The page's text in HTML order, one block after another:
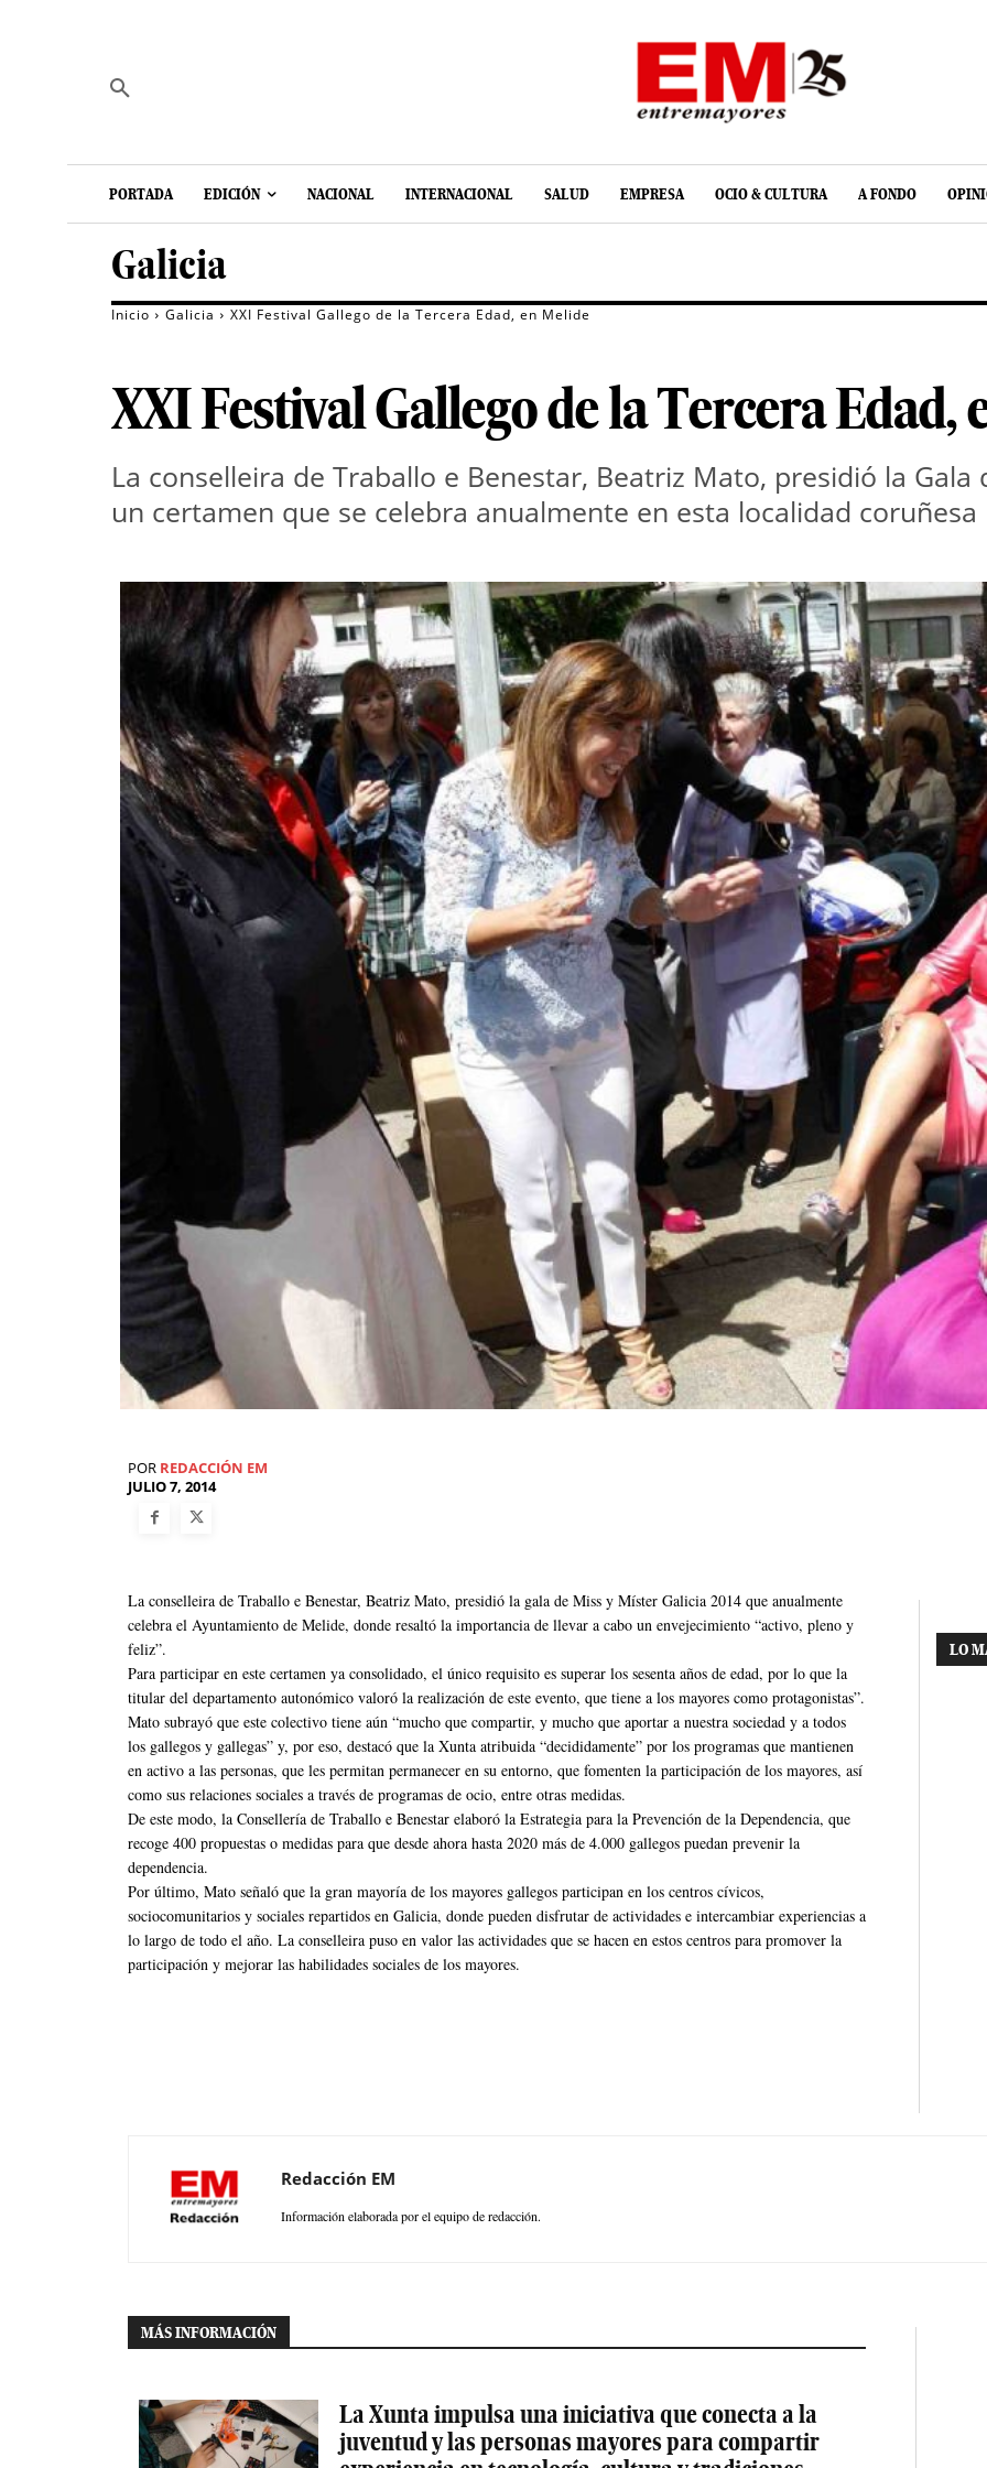
PORTADA EDICIÓN NACIONAL INTERNACIONAL SALUD EMPRESA OCIO & CULTURA A FONDO
Galicia
Inicio Galicia XXI Festival Gallego de la Tercera Edad, en Melide
XXI Festival Gallego de la Tercera Edad,
La conselleira de Traballo e Benestar, Beatriz Mato, presidió la Gala
un certamen que se celebra anualmente en esta localidad coruñesa
POR REDACCIÓN EM
JULIO 7, 2014
La conselleira de Traballo e Benestar, Beatriz Mato, presidió la gala de Miss y Míster Galicia 2014 que anualmente
celebra el Ayuntamiento de Melide, donde resaltó la importancia de llevar a cabo un envejecimiento “activo, pleno y
feliz”.
Para participar en este certamen ya consolidado, el único requisito es superar los sesenta años de edad, por lo que la
titular del departamento autonómico valoró la realización de este evento, que tiene a los mayores como protagonistas”.
Mato subrayó que este colectivo tiene aún “mucho que compartir, y mucho que aportar a nuestra sociedad y a todos
los gallegos y gallegas” y, por eso, destacó que la Xunta atribuida “decididamente” por los programas que mantienen
en activo a las personas, que les permitan permanecer en su entorno, que fomenten la participación de los mayores, así
como sus relaciones sociales a través de programas de ocio, entre otras medidas.
De este modo, la Consellería de Traballo e Benestar elaboró la Estrategia para la Prevención de la Dependencia, que
recoge 400 propuestas o medidas para que desde ahora hasta 2020 más de 4.000 gallegos puedan prevenir la
dependencia.
Por último, Mato señaló que la gran mayoría de los mayores gallegos participan en los centros cívicos,
sociocomunitarios y sociales repartidos en Galicia, donde pueden disfrutar de actividades e intercambiar experiencias a
lo largo de todo el año. La conselleira puso en valor las actividades que se hacen en estos centros para promover la
participación y mejorar las habilidades sociales de los mayores.
LO
Redacción EM
Información elaborada por el equipo de redacción.
MÁS INFORMACIÓN
La Xunta impulsa una iniciativa que conecta a la
juventud y las personas mayores para compartir